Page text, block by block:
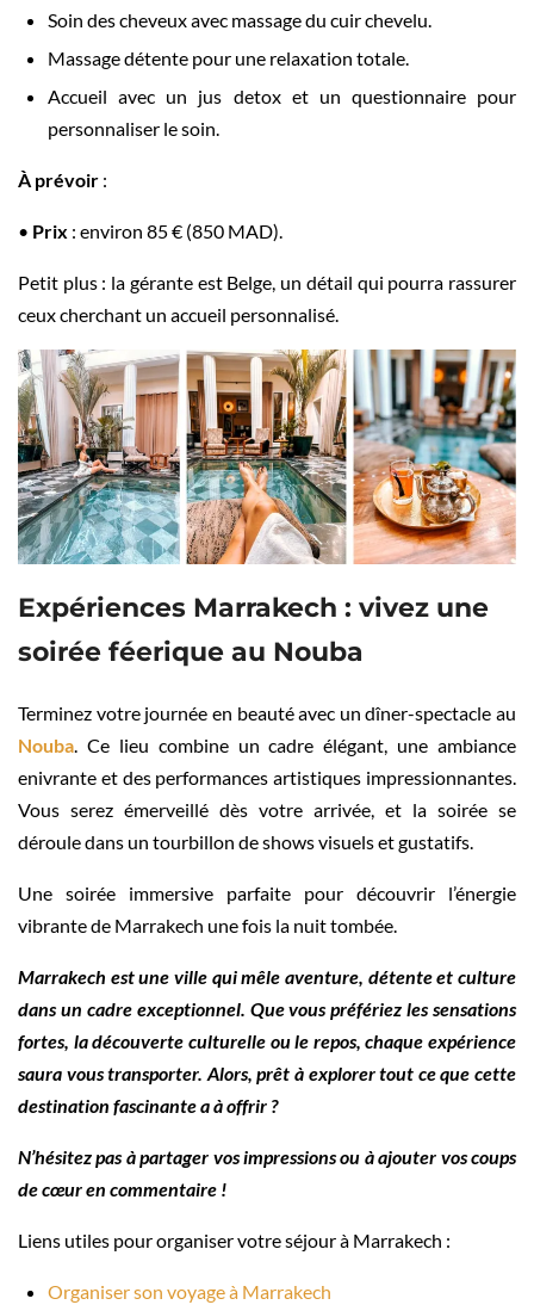
Soin des cheveux avec massage du cuir chevelu.
Massage détente pour une relaxation totale.
Accueil avec un jus detox et un questionnaire pour
personnaliser le soin.
À prévoir :
• Prix : environ 85 € (850 MAD).
Petit plus : la gérante est Belge, un détail qui pourra rassurer
ceux cherchant un accueil personnalisé.
Expériences Marrakech : vivez une
soirée féerique au Nouba
Terminez votre journée en beauté avec un dîner-spectacle au
Nouba . Ce lieu combine un cadre élégant, une ambiance
enivrante et des performances artistiques impressionnantes.
Vous serez émerveillé dès votre arrivée, et la soirée se
déroule dans un tourbillon de shows visuels et gustatifs.
Une soirée immersive parfaite pour découvrir l’énergie
vibrante de Marrakech une fois la nuit tombée.
Marrakech est une ville qui mêle aventure, détente et culture
dans un cadre exceptionnel. Que vous préfériez les sensations
fortes, la découverte culturelle ou le repos, chaque expérience
saura vous transporter. Alors, prêt à explorer tout ce que cette
destination fascinante a à offrir ?
N’hésitez pas à partager vos impressions ou à ajouter vos coups
de cœur en commentaire !
Liens utiles pour organiser votre séjour à Marrakech :
Organiser son voyage à Marrakech